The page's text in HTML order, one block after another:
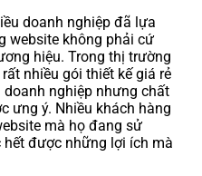
doanh nghiệp đã lựa
website không phải cứ
hiệu. Trong thị trường
nhiều gói thiết kế giá rẻ
nghiệp nhưng chất
ưng ý. Nhiều khách hàng
mà họ đang sử
được những lợi ích mà